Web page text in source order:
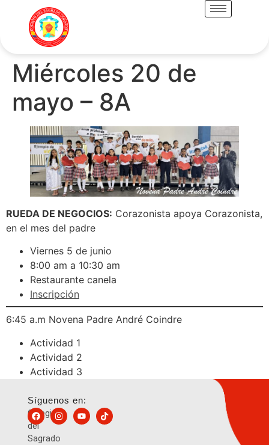
Miércoles 20 de
mayo – 8A
RUEDA DE NEGOCIOS: Corazonista apoya Corazonista,
en el mes del padre
Viernes 5 de junio
8:00 am a 10:30 am
Restaurante canela
Inscripción
6:45 a.m Novena Padre André Coindre
Actividad 1
Actividad 2
Actividad 3
Colegio
del
Sagrado
Síguenos en: